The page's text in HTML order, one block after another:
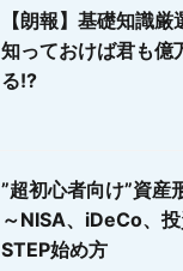
【朗報】基礎知識
知っておけば君も億
る!?
”超初心者向け”資産
～NISA、iDeCo、
STEP始め方